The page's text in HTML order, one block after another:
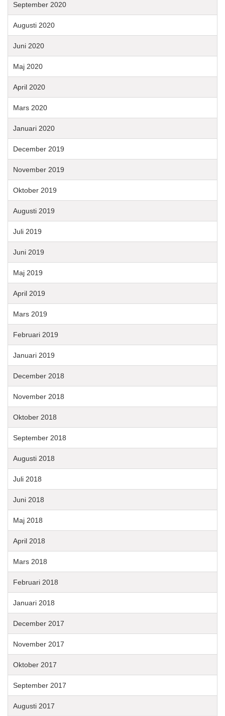
September 2020
Augusti 2020
Juni 2020
Maj 2020
April 2020
Mars 2020
Januari 2020
December 2019
November 2019
Oktober 2019
Augusti 2019
Juli 2019
Juni 2019
Maj 2019
April 2019
Mars 2019
Februari 2019
Januari 2019
December 2018
November 2018
Oktober 2018
September 2018
Augusti 2018
Juli 2018
Juni 2018
Maj 2018
April 2018
Mars 2018
Februari 2018
Januari 2018
December 2017
November 2017
Oktober 2017
September 2017
Augusti 2017